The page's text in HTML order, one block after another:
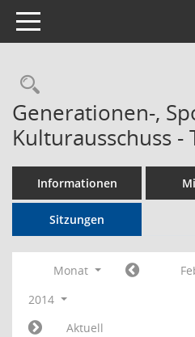
Toggle navigation
Rechercheauswahl
Generationen-,
Kulturausschuss -
Informationen
Sitzungen
Monat
2014
Aktuell